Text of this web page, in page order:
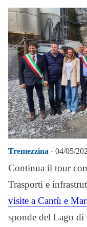
Tremezzina · 04/05/
Continua il tour
Trasporti e
visite a Cantù e
sponde del Lago